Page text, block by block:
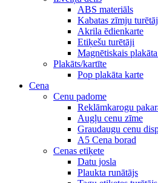
ABS materiāls
Kabatas zīmju
Akrila ēdienkarte
Etiķešu turētāji
Magnētiskais
Plakāts/kartīte
Pop plakāta karte
Cena
Cenu padome
Reklāmkarogu
Augļu cenu zīme
Graudaugu cenu
A5 Cena borad
Cenas etiķete
Datu josla
Plaukta runātājs